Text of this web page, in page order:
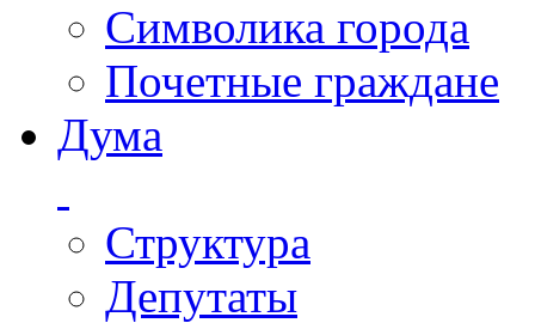
Символика города
Почетные граждане
Дума
Структура
Депутаты